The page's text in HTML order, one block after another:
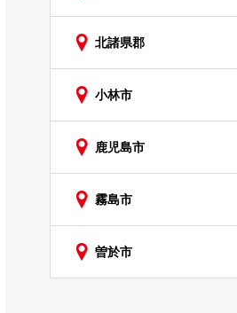
北諸県郡
小林市
鹿児島市
霧島市
曽於市